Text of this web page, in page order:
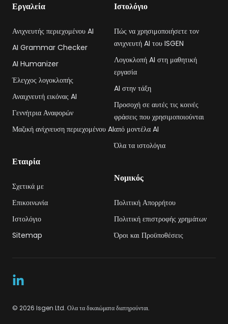
Εργαλεία
Ανιχνευτής περιεχομένου AI
AI Grammar Checker
AI Humanizer
Έλεγχος λογοκλοπής
Αναιχνευτή εικόνας AI
Γεννήτρια Αναφορών
Μαζική ανίχνευση περιεχομένου AI
Εταιρία
Σχετικά με
Επικοινωνία
Ιστολόγιο
Sitemap
Ιστολόγιο
Πώς να χρησιμοποιήσετε τον
ανιχνευτή AI του ISGEN
Λογοκλοπή AI στη μαθητική
εργασία
AI στην τάξη
Προσοχή σε αυτές τις κοινές
φράσεις που χρησιμοποιούνται
από μοντέλα AI
Όλα τα ιστολόγια
Νομικός
Πολιτική Απορρήτου
Πολιτική επιστροφής χρημάτων
Όροι και Προϋποθέσεις
LinkedIn
© 2026 Isgen Ltd. Ολα τα δικαιώματα διατηρούνται.